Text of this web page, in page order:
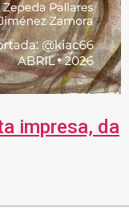
impresa, da